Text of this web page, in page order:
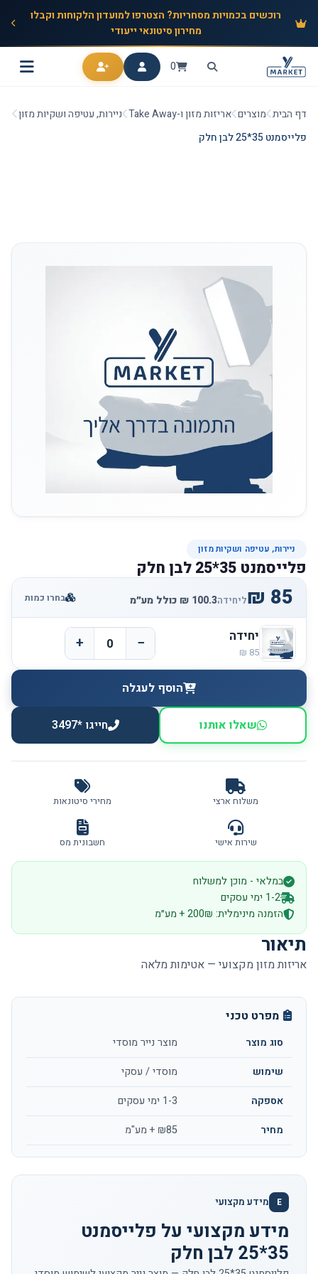
רוכשים בכמויות מסחריות? הצטרפו למועדון הלקוחות וקבלו
מחירון סיטונאי ייעודי
0
דף הבית מוצרים אריזות מזון ו-Take Away
ניירות, עטיפה ושקיות מזון
פלייסמנט 35*25 לבן חלק
ניירות, עטיפה ושקיות מזון
פלייסמנט 35*25 לבן חלק
ליחידה בחרו כמות
יחידה −
+
הוסף לעגלה
שאלו אותנו חייגו *3497
משלוח ארצי מחירי סיטונאות
שירות אישי חשבונית מס
במלאי - מוכן למשלוח
1-2 ימי עסקים
הזמנה מינימלית: 200₪ + מע״מ
תיאור
אריזות מזון מקצועי — אטימות מלאה
מפרט טכני
סוג מוצר
מוצר נייר מוסדי
שימוש
מוסדי / עסקי
אספקה
1-3 ימי עסקים
מחיר
₪85 + מע"מ
E מידע מקצועי
מידע מקצועי על פלייסמנט
35*25 לבן חלק